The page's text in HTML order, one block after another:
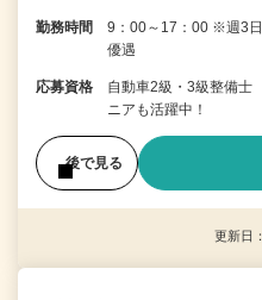
勤務時間
9：00～17：00 ※週3
優遇
応募資格
自動車2級・3級整備
ニアも活躍中！
後で見る
更新日